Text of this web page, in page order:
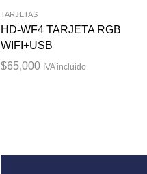
TARJETAS
HD-WF4 TARJETA RGB
WIFI+USB
$65,000 IVA incluido